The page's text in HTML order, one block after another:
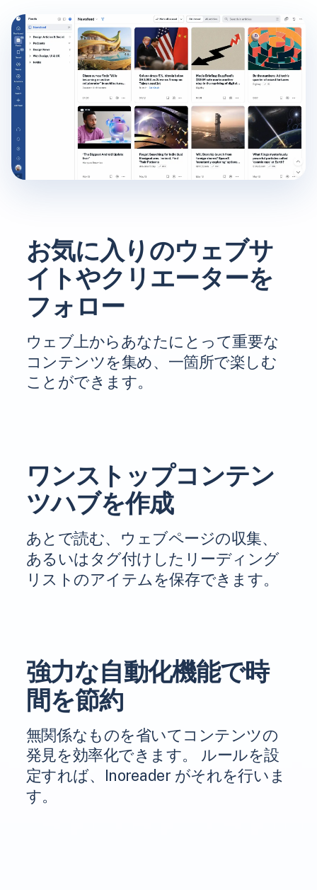
お気に入りのウェブサ
イトやクリエーターを
フォロー
ウェブ上からあなたにとって重要な
コンテンツを集め、一箇所で楽しむ
ことができます。
ワンストップコンテン
ツハブを作成
あとで読む、ウェブページの収集、
あるいはタグ付けしたリーディング
リストのアイテムを保存できます。
強力な自動化機能で時
間を節約
無関係なものを省いてコンテンツの
発見を効率化できます。 ルールを設
定すれば、Inoreader がそれを行いま
す。